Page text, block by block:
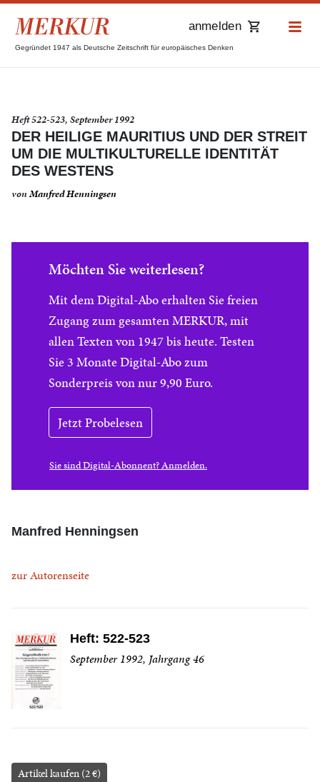
Gegründet 1947 als Deutsche Zeitschrift für europäisches Denken
anmelden
Heft 522-523, September 1992
DER HEILIGE MAURITIUS UND DER STREIT
UM DIE MULTIKULTURELLE IDENTITÄT
DES WESTENS
vonManfred Henningsen
Möchten Sie weiterlesen?
Mit dem Digital-Abo erhalten Sie freien
Zugang zum gesamten MERKUR, mit
allen Texten von 1947 bis heute. Testen
Sie 3 Monate Digital-Abo zum
Sonderpreis von nur 9,90 Euro.
Jetzt Probelesen
Sie sind Digital-Abonnent? Anmelden.
Manfred Henningsen
zur Autorenseite
Heft: 522-523
September 1992, Jahrgang 46
Artikel kaufen (2 €)